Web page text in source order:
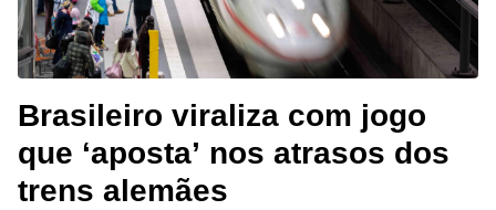
Brasileiro viraliza com jogo
que ‘aposta’ nos atrasos dos
trens alemães